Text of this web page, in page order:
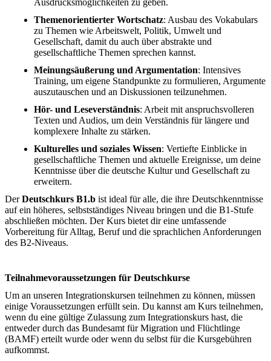
Themenorientierter Wortschatz: Ausbau des Vokabulars
zu Themen wie Arbeitswelt, Politik, Umwelt und
Gesellschaft, damit du auch über abstrakte und
gesellschaftliche Themen sprechen kannst.
Meinungsäußerung und Argumentation: Intensives
Training, um eigene Standpunkte zu formulieren, Argumente
auszutauschen und an Diskussionen teilzunehmen.
Hör- und Leseverständnis: Arbeit mit anspruchsvolleren
Texten und Audios, um dein Verständnis für längere und
komplexere Inhalte zu stärken.
Kulturelles und soziales Wissen: Vertiefte Einblicke in
gesellschaftliche Themen und aktuelle Ereignisse, um deine
Kenntnisse über die deutsche Kultur und Gesellschaft zu
erweitern.
DerDeutschkurs B1.b ist ideal für alle, die ihre Deutschkenntnisse
auf ein höheres, selbstständiges Niveau bringen und die B1-Stufe
abschließen möchten. Der Kurs bietet dir eine umfassende
Vorbereitung für Alltag, Beruf und die sprachlichen Anforderungen
des B2-Niveaus.
Teilnahmevoraussetzungen für Deutschkurse
Um an unseren Integrationskursen teilnehmen zu können, müssen
einige Voraussetzungen erfüllt sein. Du kannst am Kurs teilnehmen,
wenn du eine gültige Zulassung zum Integrationskurs hast, die
entweder durch das Bundesamt für Migration und Flüchtlinge
(BAMF) erteilt wurde oder wenn du selbst für die Kursgebühren
aufkommst.